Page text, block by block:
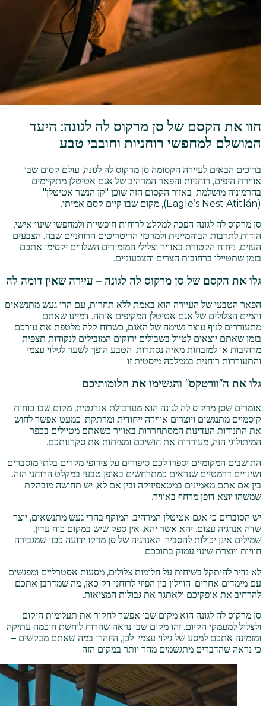
חוו את הקסם של סן מרקוס לה לגונה: היעד
המושלם למחפשי רוחניות וחובבי טבע
ברוכים הבאים לעיירה הקסומה סן מרקוס לה לגונה, עולם קסום שבו
אווירת היפים, רוחניות והפאר המרהיב של אגם אטיטלן מתקיימים
בהרמוניה מושלמת. באזור הקסום הזה שוכן "קן הנשר אטיטלן"
(Eagle’s Nest Atitlán), מקום שבו קיים קסם אמיתי.
סן מרקוס לה לגונה הפכה למקלט לרוחות חופשיות ולמחפשי שינוי אישי,
הודות לתרבות הבוהמיינית ולמרכזי הריטריטים הרוחניים שבה. הצבעים
העזים, ניחוח הקטורת באוויר וצלילי המזמורים השלווים יקסימו אתכם
בזמן שתטיילו ברחובות הצרים והצבעוניים.
גלו את הקסם של סן מרקוס לה לגונה – עיירה שאין דומה לה
הפאר הטבעי של העיירה הוא באמת ללא תחרות, עם הרי געש מתנשאים
והמים הצלולים של אגם אטיטלן המקיפים אותה. דמיינו שאתם
מתעוררים לנוף עוצר נשימה של האגם, כשרוח קלה מלטפת את עורכם
בזמן שאתם יוצאים לטיול בשבילים ירוקים המובילים לנקודות תצפית
מרהיבות או למזבחות מאיה נסתרות. הטבע הופך לשער לגילוי עצמי
והתעוררות רוחנית בממלכה מיסטית זו.
גלו את ה"וורטקס" והגשימו את חלומותיכם
אומרים שסן מרקוס לה לגונה הוא מערבולת אנרגטית, מקום שבו כוחות
קוסמיים מתנגשים ויוצרים אווירה ייחודית ומרתקת. כמעט אפשר לחוש
את התנודות העדינות המסתחררות באוויר כשאתם מטיילים בכפר
המיתולוגי הזה, מעוררות את חושיכם ומציתות את סקרנותכם.
התושבים המקומיים יספרו לכם סיפורים על צירופי מקרים בלתי מוסברים
ושינויים דרמטיים שנראים כמתרחשים באופן טבעי במקלט הרוחני הזה.
בין אם אתם מאמינים במטאפיזיקה ובין אם לא, יש תחושה מובהקת
שמשהו יוצא דופן מרחף באוויר.
יש הסוברים כי אגם אטיטלן המרהיב, המוקף בהרי געש מתנשאים, יוצר
שדה אנרגיה עצום. יהא אשר יהא, אין ספק שיש במקום כוח עדין,
שמילים אינן יכולות להסביר. האנרגיה של סן מרקו ידועה ככזו שמגבירה
חוויות ויוצרת שינוי עמוק בתוככם.
לא נדיר להיתקל בשיחות על חלומות צלולים, מסעות אסטרליים ומפגשים
עם מימדים אחרים. הווילון בין הפיזי לרוחני דק כאן, מה שמדרבן אתכם
להרחיב את אופקיכם ולאתגר את גבולות המציאות.
סן מרקוס לה לגונה הוא מקום שבו אפשר לחקור את תעלומות היקום
ולצלול למעמקי הקיום. זהו מקום שבו נראה שהרוח לוחשת חוכמה עתיקה
ומזמינה אתכם למסע של גילוי עצמי. לכן, היזהרו במה שאתם מבקשים –
כי נראה שהדברים מתגשמים מהר יותר במקום הזה.